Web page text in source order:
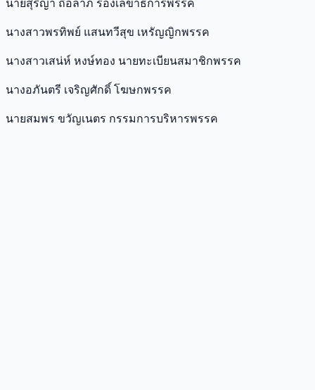
นายสุริญา ถือลาภ รองเลขาธิการพรรค
นางสาวพรทิพย์ แสนทวีสุข เหรัญญิกพรรค
นางสาวเสน่ห์ หงษ์ทอง นายทะเบียนสมาชิกพรรค
นางอภันตรี เจริญศักดิ์ โฆษกพรรค
นายสมพร ขวัญเนตร กรรมการบริหารพรรค